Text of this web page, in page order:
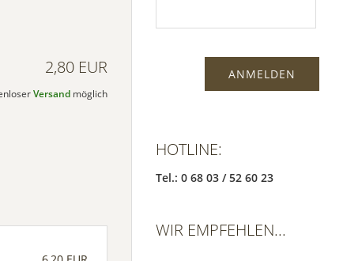
2,80 EUR
Versandmöglich
HOTLINE:
Tel.: 0 68 03 / 52 60 23
WIR EMPFEHLEN...